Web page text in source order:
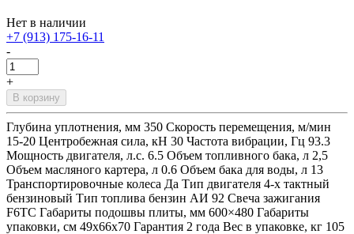
Нет в наличии
+7 (913) 175-16-11
-
+
В корзину
Глубина уплотнения, мм 350 Скорость перемещения, м/мин
15-20 Центробежная сила, кН 30 Частота вибрации, Гц 93.3
Мощность двигателя, л.с. 6.5 Объем топливного бака, л 2,5
Объем масляного картера, л 0.6 Объем бака для воды, л 13
Транспортировочные колеса Да Тип двигателя 4-х тактный
бензиновый Тип топлива бензин АИ 92 Свеча зажигания
F6TC Габариты подошвы плиты, мм 600×480 Габариты
упаковки, cм 49х66х70 Гарантия 2 года Вес в упаковке, кг 105